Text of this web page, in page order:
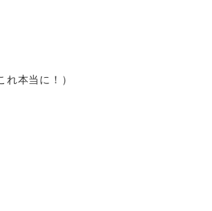
本当に！）